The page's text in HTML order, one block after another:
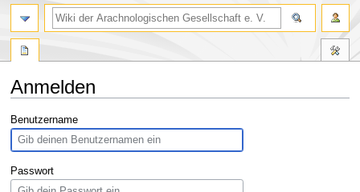
Anmelden
Zur
Navigation
springen
Zur
Suche
springen
Benutzername
Passwort